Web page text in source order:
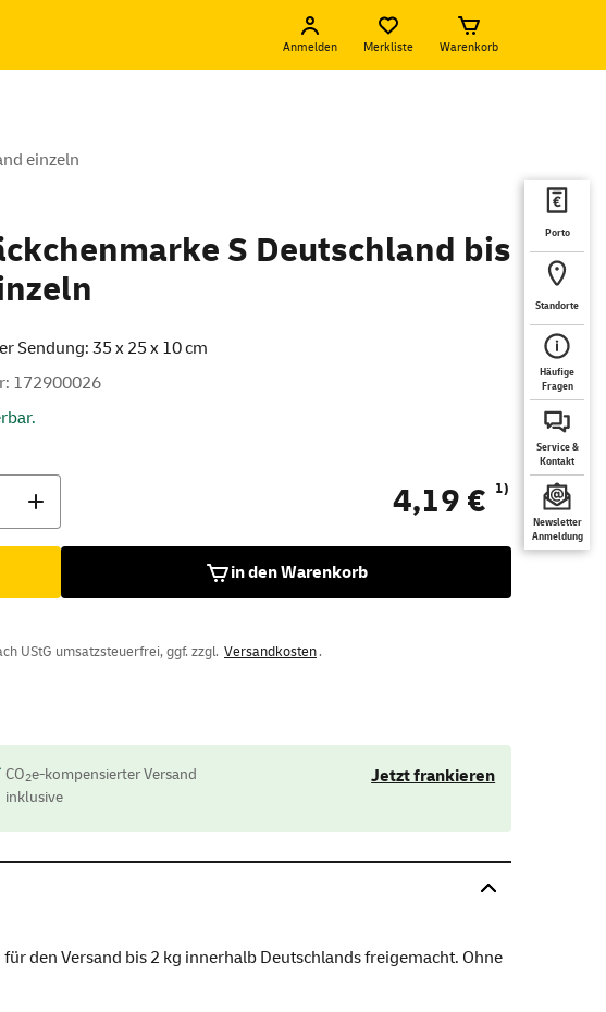
Anmelden Merkliste Warenkorb
Porto
Standorte
Häufige
Fragen
Service &
Kontakt
Newsletter
Anmeldung
einzeln
S Deutschland bis
Sendung: 35 x 25 x 10 cm
172900026
4,19 € 1)
in den Warenkorb
UStG umsatzsteuerfrei, ggf. zzgl. Versandkosten.
CO2e-kompensierter Versand
inklusive
Jetzt frankieren
den Versand bis 2 kg innerhalb Deutschlands freigemacht. Ohne